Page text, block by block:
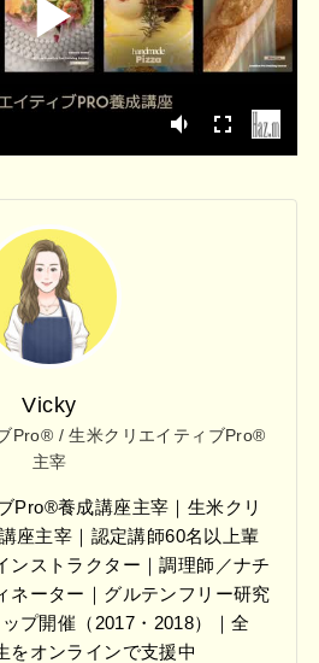
Vicky
Pro® / 生米クリエイティブPro®
主宰
Pro®養成講座主宰｜生米クリ
座主宰｜認定講師60名以上輩
ンストラクター｜調理師／ナチ
ネーター｜グルテンフリー研究
プ開催（2017・2018）｜全
をオンラインで支援中